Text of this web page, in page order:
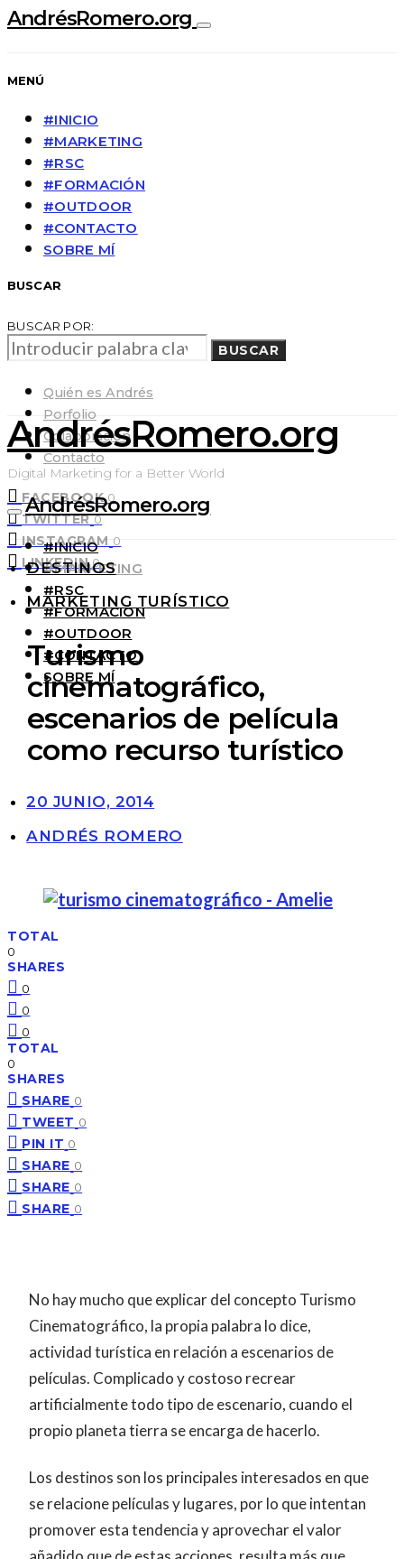
AndrésRomero.org
MENÚ
#INICIO
#MARKETING
#RSC
#FORMACIÓN
#OUTDOOR
#CONTACTO
SOBRE MÍ
BUSCAR
BUSCAR POR:
BUSCAR
Quién es Andrés
Porfolio
Colaboración
Contacto
FACEBOOK 0
TWITTER 0
INSTAGRAM 0
LINKEDIN 0
AndrésRomero.org
Digital Marketing for a Better World
AndrésRomero.org
#INICIO
#MARKETING
#RSC
#FORMACIÓN
#OUTDOOR
#CONTACTO
SOBRE MÍ
DESTINOS
MARKETING TURÍSTICO
Turismo
cinematográfico,
escenarios de película
como recurso turístico
20 JUNIO, 2014
ANDRÉS ROMERO
TOTAL
0
SHARES
0
0
0
TOTAL
0
SHARES
SHARE 0
TWEET 0
PIN IT 0
SHARE 0
SHARE 0
SHARE 0
No hay mucho que explicar del concepto Turismo
Cinematográfico, la propia palabra lo dice,
actividad turística en relación a escenarios de
películas. Complicado y costoso recrear
artificialmente todo tipo de escenario, cuando el
propio planeta tierra se encarga de hacerlo.
Los destinos son los principales interesados en que
se relacione películas y lugares, por lo que intentan
promover esta tendencia y aprovechar el valor